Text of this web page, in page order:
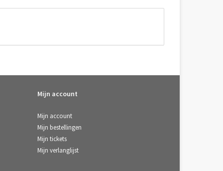
Mijn account
Mijn account
Mijn bestellingen
Mijn tickets
Mijn verlanglijst